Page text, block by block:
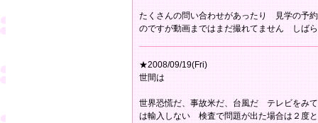
たくさんの問い合わせがあったり 見学の予
のですが動画まではまだ撮れてません しば
★2008/09/19(Fri)
世間は
世界恐慌だ、事故米だ、台風だ テレビを
は輸入しない 検査で問題が出た場合は２度